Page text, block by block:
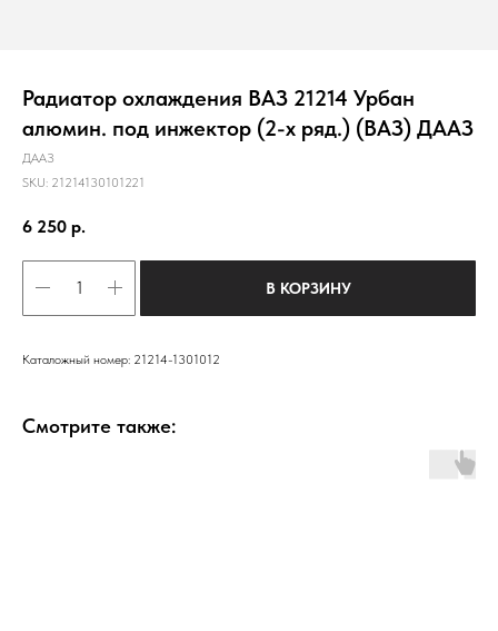
Радиатор охлаждения ВАЗ 21214 Урбан
алюмин. под инжектор (2-х ряд.) (ВАЗ) ДААЗ
ДААЗ
SKU: 21214130101221
6 250 р.
В КОРЗИНУ
Каталожный номер: 21214-1301012
Смотрите также: